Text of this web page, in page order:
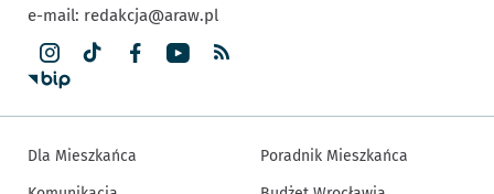
e-mail: redakcja@araw.pl
Dla Mieszkańca
Poradnik Mieszkańca